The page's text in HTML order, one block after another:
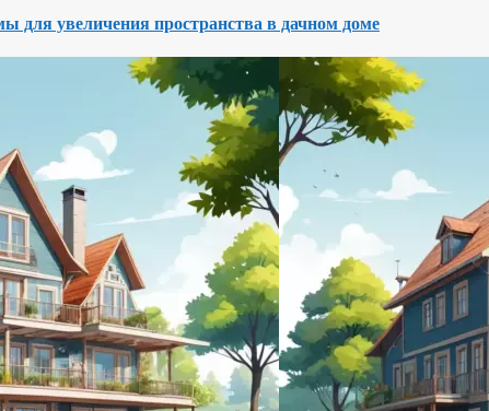
для увеличения пространства в дачном доме